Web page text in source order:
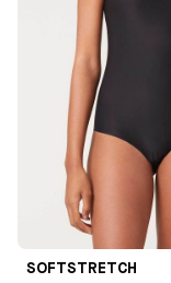
SOFTSTRETCH